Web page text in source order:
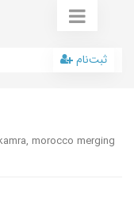
ثبت‌نام
morocco merging